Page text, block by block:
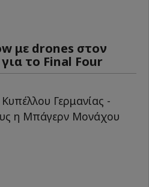
με drones στον
το Final Four